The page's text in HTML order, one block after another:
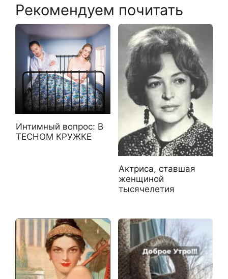
Рекомендуем почитать
Интимный вопрос: В
ТЕСНОМ КРУЖКЕ
Актриса, ставшая
женщиной
тысячелетия